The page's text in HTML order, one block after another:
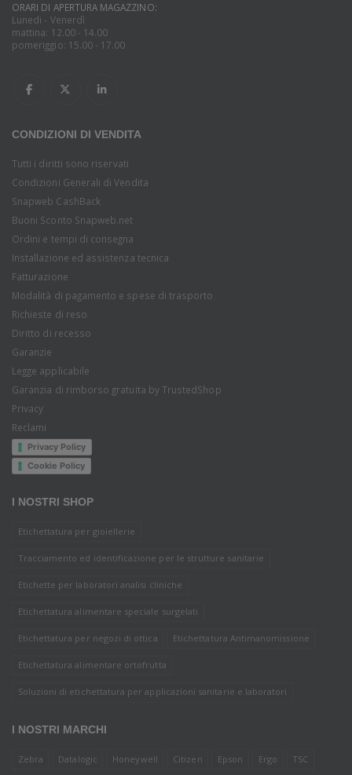
ORARI DI APERTURA MAGAZZINO:
Lunedi - Venerdì
mattina: 12.00 - 14.00
pomeriggio: 15.00 - 17.00
CONDIZIONI DI VENDITA
Tutti i diritti sono riservati
Condizioni Generali di Vendita
Snapweb CashBack
Buoni Sconto Snapweb.net
Ordini e tempi di consegna
Installazione ed assistenza tecnica
Fatturazione
Modalità di pagamento e spese di trasporto
Richieste di reso
Diritto di recesso
Garanzie
Legge applicabile
Garanzia di rimborso gratuita by TrustedShop
Privacy
Reclami
Privacy Policy
Cookie Policy
I NOSTRI SHOP
Etichettatura per gioiellerie
Tracciamento ed identificazione per le strutture sanitarie
Etichette per laboratori analisi cliniche
Etichettatura alimentare speciale surgelati
Etichettatura per negozi di ottica Etichettatura Antimanomissione
Etichettatura alimentare ortofrutta
Soluzioni di etichettatura per applicazioni sanitarie e laboratori
I NOSTRI MARCHI
Zebra Datalogic Honeywell Citizen Epson Ergo TSC